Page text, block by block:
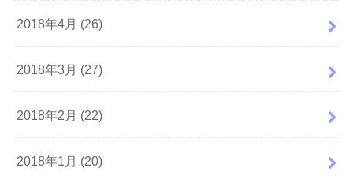
2018年4月 (26)
2018年3月 (27)
2018年2月 (22)
2018年1月 (20)